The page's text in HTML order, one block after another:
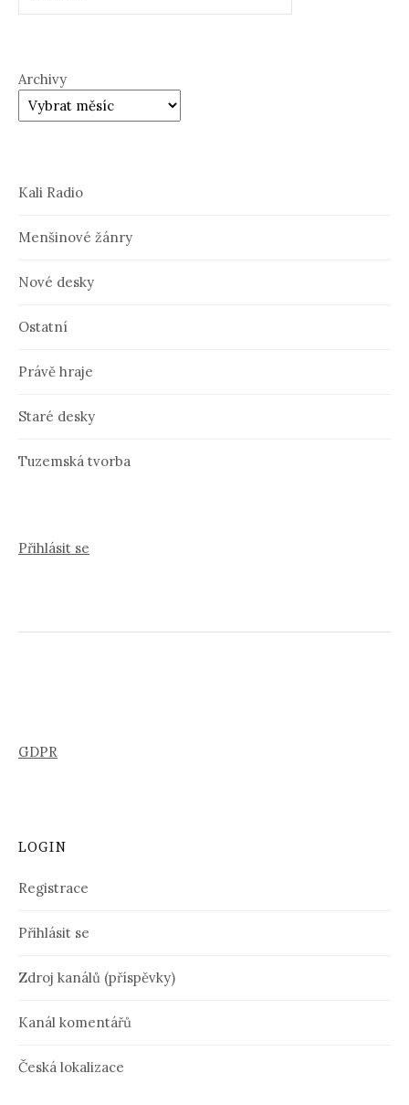
Archivy
Kali Radio
Menšinové žánry
Nové desky
Ostatní
Právě hraje
Staré desky
Tuzemská tvorba
Přihlásit se
GDPR
LOGIN
Registrace
Přihlásit se
Zdroj kanálů (příspěvky)
Kanál komentářů
Česká lokalizace